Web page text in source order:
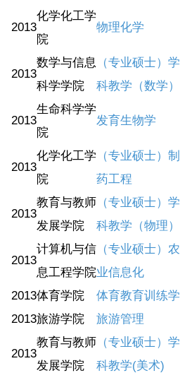
2013
化学化工学
院
物理化学
2013
数学与信息
科学学院
（专业硕士）学
科教学（数学）
2013
生命科学学
院
发育生物学
2013
化学化工学
院
（专业硕士）制
药工程
2013
教育与教师
发展学院
（专业硕士）学
科教学（物理）
2013
计算机与信
息工程学院
（专业硕士）农
业信息化
2013体育学院 体育教育训练学
2013旅游学院 旅游管理
2013
教育与教师
发展学院
（专业硕士）学
科教学(美术)